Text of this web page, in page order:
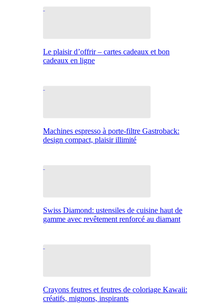
Le plaisir d’offrir – cartes cadeaux et bon
cadeaux en ligne
Machines espresso à porte-filtre Gastroback:
design compact, plaisir illimité
Swiss Diamond: ustensiles de cuisine haut de
gamme avec revêtement renforcé au diamant
Crayons feutres et feutres de coloriage Kawaii:
créatifs, mignons, inspirants